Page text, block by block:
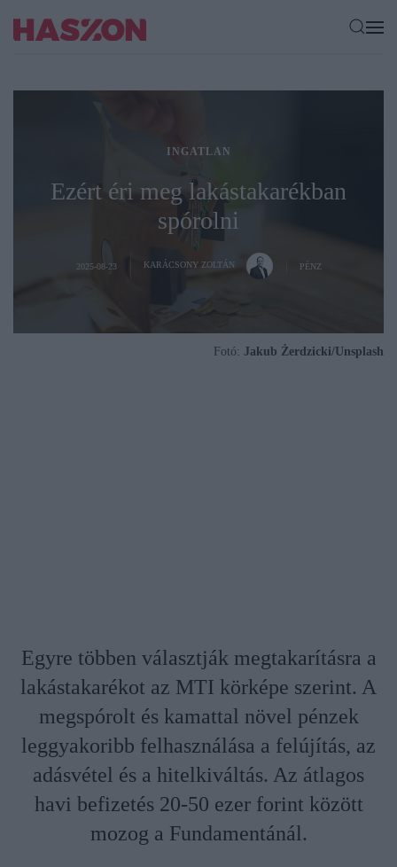
INGATLAN
Ezért éri meg lakástakarékban
spórolni
2025-08-23 KARÁCSONY ZOLTÁN PÉNZ
Fotó: Jakub Żerdzicki/Unsplash
Egyre többen választják megtakarításra a
lakástakarékot az MTI körképe szerint. A
megspórolt és kamattal növel pénzek
leggyakoribb felhasználása a felújítás, az
adásvétel és a hitelkiváltás. Az átlagos
havi befizetés 20-50 ezer forint között
mozog a Fundamentánál.